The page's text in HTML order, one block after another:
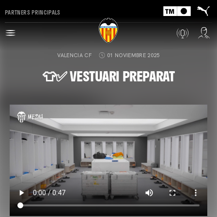
PARTNERS PRINCIPALS
VALENCIA CF 01 NOVIEMBRE 2025
👕✅ VESTUARI PREPARAT